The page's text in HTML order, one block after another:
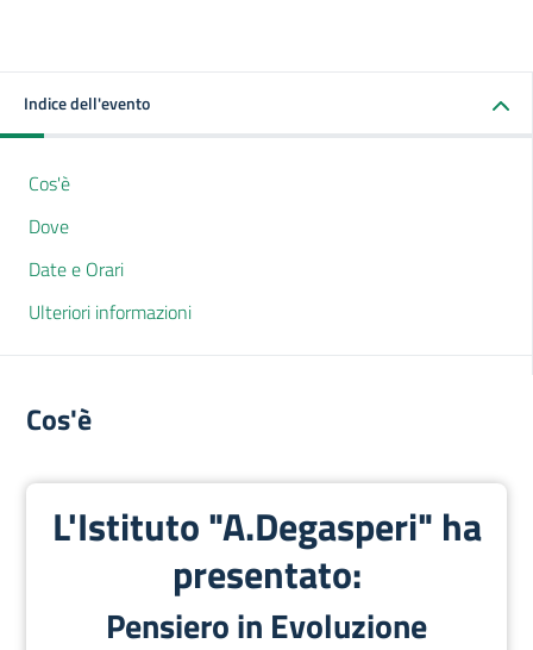
Indice dell'evento
Cos'è
Dove
Date e Orari
Ulteriori informazioni
Cos'è
L'Istituto "A.Degasperi" ha
presentato:
Pensiero in Evoluzione